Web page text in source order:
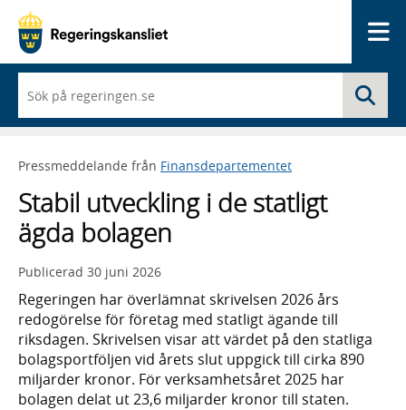
du
börjar
skriva
framträder
lista
med
sökförslag
Pressmeddelande från Finansdepartementet
Stabil utveckling i de statligt
ägda bolagen
Publicerad 30 juni 2026
Regeringen har överlämnat skrivelsen 2026 års
redogörelse för företag med statligt ägande till
riksdagen. Skrivelsen visar att värdet på den statliga
bolagsportföljen vid årets slut uppgick till cirka 890
miljarder kronor. För verksamhetsåret 2025 har
bolagen delat ut 23,6 miljarder kronor till staten.